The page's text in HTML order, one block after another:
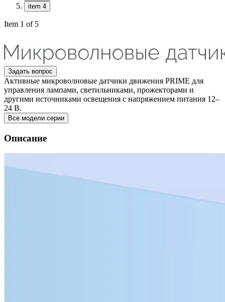
item 4
Item 1 of 5
Задать вопрос
Активные микроволновые датчики движения PRIME для
управления лампами, светильниками, прожекторами и
другими источниками освещения с напряжением питания 12–
24 В.
Все модели серии
Описание